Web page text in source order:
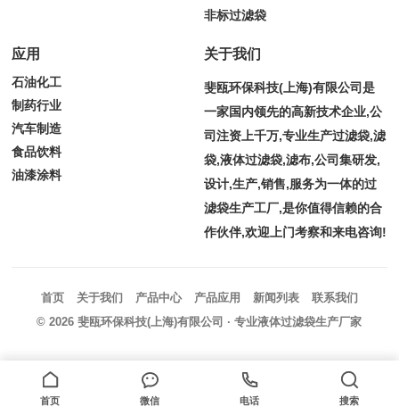
非标过滤袋
应用
石油化工
制药行业
汽车制造
食品饮料
油漆涂料
关于我们
斐瓯环保科技(上海)有限公司是
一家国内领先的高新技术企业,公
司注资上千万,专业生产过滤袋,滤
袋,液体过滤袋,滤布,公司集研发,
设计,生产,销售,服务为一体的过
滤袋生产工厂,是你值得信赖的合
作伙伴,欢迎上门考察和来电咨询!
首页 关于我们 产品中心 产品应用 新闻列表
联系我们
© 2026斐瓯环保科技(上海)有限公司 · 专业液体过滤袋生产厂家
首页 微信 电话 搜索